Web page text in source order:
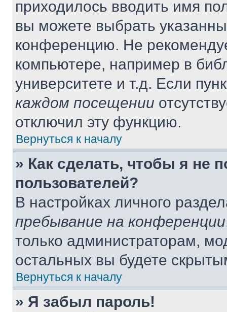
приходилось вводить имя
вы можете выбрать
конференцию. Не
компьютере, например в
университете и т.д. Если
каждом посещении
отключил эту функцию.
Вернуться к началу
» Как сделать, чтобы я не
пользователей?
В настройках личного
пребывание на конференции
только администраторам,
остальных вы будете
Вернуться к началу
» Я забыл пароль!